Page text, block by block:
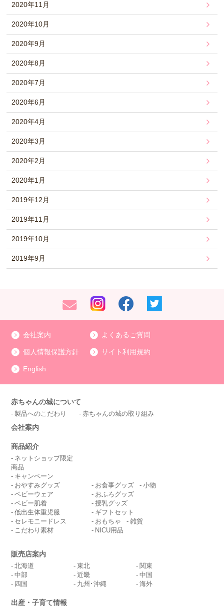
2020年11月
2020年10月
2020年9月
2020年8月
2020年7月
2020年6月
2020年4月
2020年3月
2020年2月
2020年1月
2019年12月
2019年11月
2019年10月
2019年9月
会社案内 よくあるご質問
個人情報保護方針 サイト利用規約
English
赤ちゃんの城について
製品へのこだわり 赤ちゃんの城の取り組み
会社案内
商品紹介
ネットショップ限定
商品
キャンペーン
おやすみグッズ
ベビーウェア
ベビー肌着
低出生体重児服
セレモニードレス
こだわり素材
お食事グッズ
小物
おふろグッズ
授乳グッズ
ギフトセット
おもちゃ
雑貨
NICU用品
販売店案内
北海道 東北
関東
中部
近畿
中国
四国
九州･沖縄 海外
出産・子育て情報